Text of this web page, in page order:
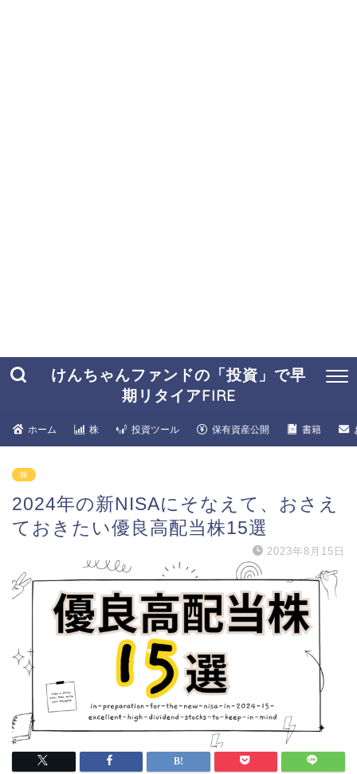
けんちゃんファンドの「投資」で早
期リタイアFIRE
ホーム 株 投資ツール 保有資産公開 書籍
株
2024年の新NISAにそなえて、おさえ
ておきたい優良高配当株15選
2023年8月15日